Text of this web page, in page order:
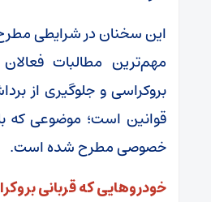
این سخنان در شرایطی
مهم‌ترین مطالبات
بروکراسی و جلوگیری از
قوانین است؛ موضوعی که
خصوصی مطرح شده است.
خودروهایی که قربانی